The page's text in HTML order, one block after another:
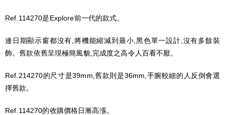
Ref.114270是Explore前一代的款式。
連日期顯示窗都沒有,將機能縮減到最小,黑色單一設計,沒有多餘裝
飾。舊款依舊呈現極簡風貌,完成度之高令人百看不厭。
Ref.214270的尺寸是39mm,舊款則是36mm,手腕較細的人反倒會選
擇舊款。
Ref.114270的收購價格日漸高漲。